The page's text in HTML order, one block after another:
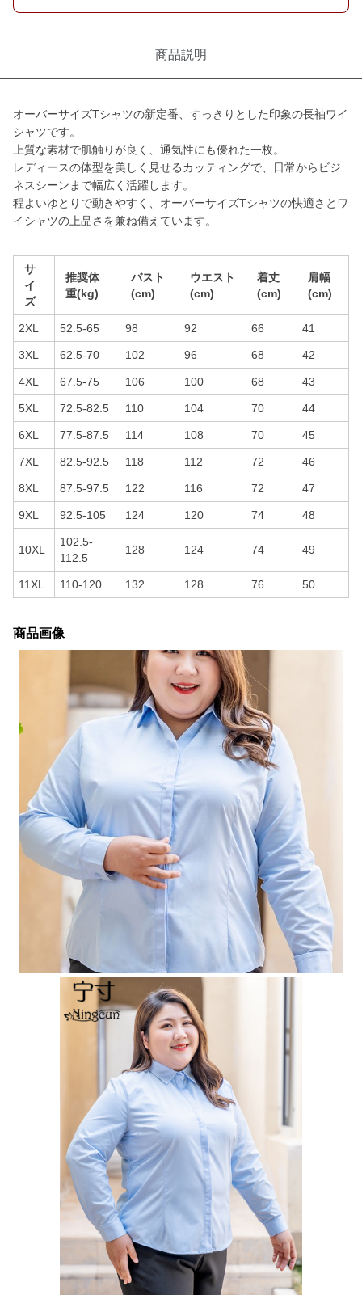
商品説明
オーバーサイズTシャツの新定番、すっきりとした印象の長袖ワイ
シャツです。
上質な素材で肌触りが良く、通気性にも優れた一枚。
レディースの体型を美しく見せるカッティングで、日常からビジ
ネスシーンまで幅広く活躍します。
程よいゆとりで動きやすく、オーバーサイズTシャツの快適さとワ
イシャツの上品さを兼ね備えています。
サ
イ
ズ
推奨体
重(kg)
バスト
(cm)
ウエスト
(cm)
着丈
(cm)
肩幅
(cm)
2XL 52.5-65 98 92 66 41
3XL 62.5-70 102 96 68 42
4XL 67.5-75 106 100 68 43
5XL 72.5-82.5 110 104 70 44
6XL 77.5-87.5 114 108 70 45
7XL 82.5-92.5 118 112 72 46
8XL 87.5-97.5 122 116 72 47
9XL 92.5-105 124 120 74 48
10XL
102.5-
112.5
128 124 74 49
11XL 110-120 132 128 76 50
商品画像